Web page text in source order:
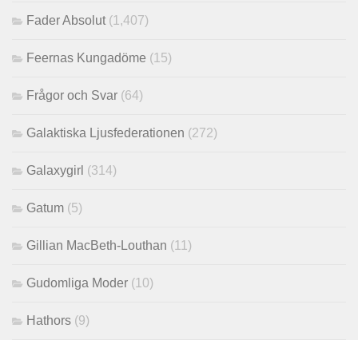
Fader Absolut (1,407)
Feernas Kungadöme (15)
Frågor och Svar (64)
Galaktiska Ljusfederationen (272)
Galaxygirl (314)
Gatum (5)
Gillian MacBeth-Louthan (11)
Gudomliga Moder (10)
Hathors (9)